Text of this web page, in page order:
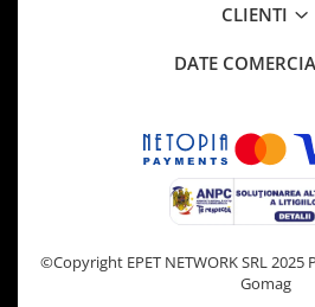
CLIENTI
DATE
©Copyright EPET NETWORK SRL 2025
Gomag